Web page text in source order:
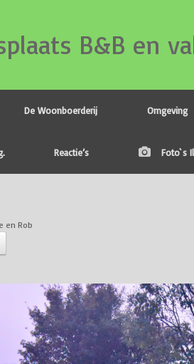
B&B en
De Woonboerderij Omgeving
Reactie’s Foto`s
en Rob